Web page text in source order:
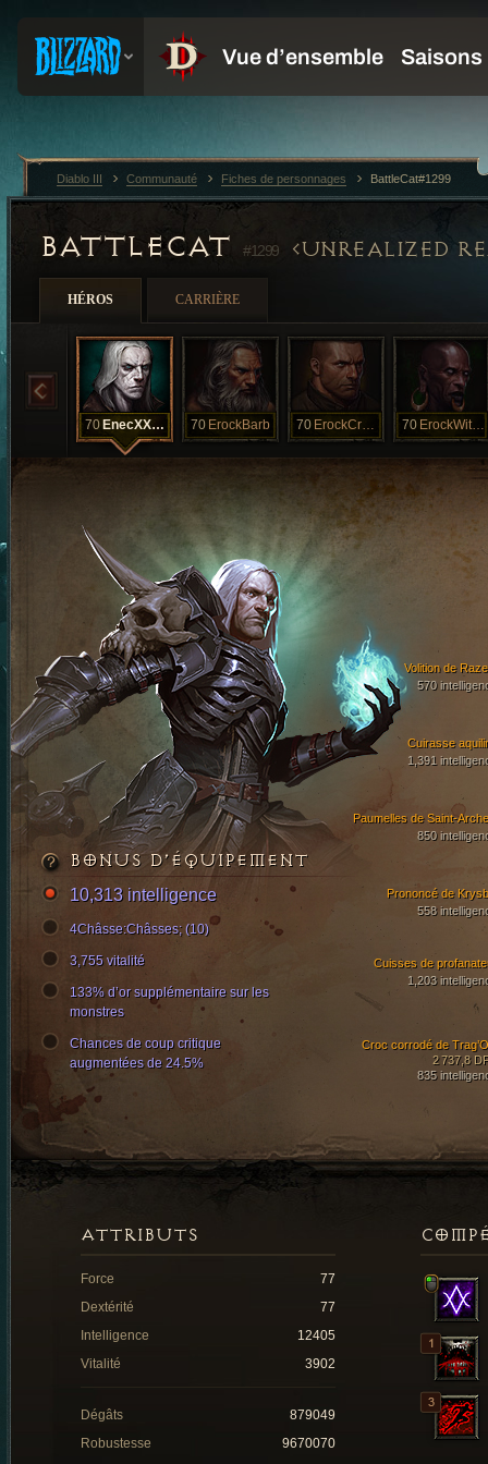
BATTLECAT #1299 UNREALIZED
HÉROS CARRIÈRE
70 EnecXXXVI 70 ErockBarb 70 ErockCrusade 70 ErockWitchDr
Cuirasse
1,391
Paumelles de Saint-
850
Volition de
570
Cuisses de
1,203
Croc corrodé de
2 737,8
835
Prononcé de
558
BONUS D’ÉQUIPEMENT
10,313 intelligence
4Châsse:Châsses; (10)
3,755 vitalité
133% d’or supplémentaire sur les
monstres
Chances de coup critique
augmentées de 24.5%
ATTRIBUTS
Force
77
Dextérité
77
Intelligence
12405
Vitalité
3902
Dégâts
879049
Robustesse
9670070
Diablo III Communauté Fiches de personnages BattleCat#1299